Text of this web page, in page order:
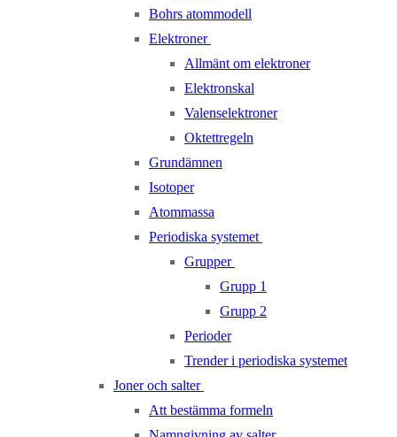
Bohrs atommodell
Elektroner
Allmänt om elektroner
Elektronskal
Valenselektroner
Oktettregeln
Grundämnen
Isotoper
Atommassa
Periodiska systemet
Grupper
Grupp 1
Grupp 2
Perioder
Trender i periodiska systemet
Joner och salter
Att bestämma formeln